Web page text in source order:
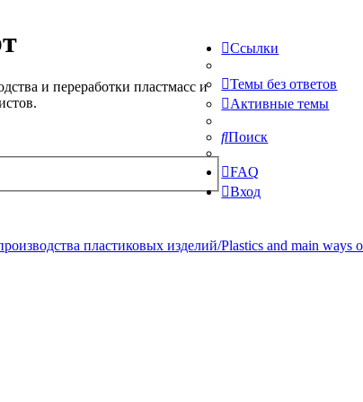
и переработки пластмасс и
Ссылки
Темы без ответов
Активные темы
Поиск
FAQ
Вход
пластиковых изделий/Plastics and main ways